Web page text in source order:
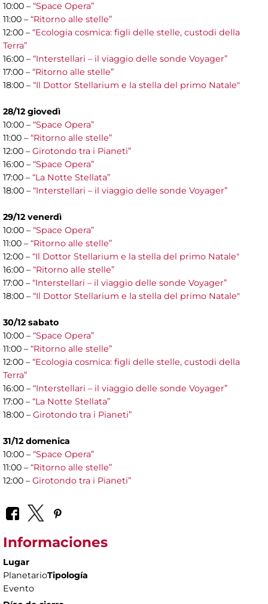
10:00 – “Space Opera”
11:00 – “Ritorno alle stelle”
12:00 – “Ecologia cosmica: figli delle stelle, custodi della
Terra”
16:00 – “Interstellari – il viaggio delle sonde Voyager”
17:00 – “Ritorno alle stelle”
18:00 – “Il Dottor Stellarium e la stella del primo Natale"
28/12 giovedì
10:00 – “Space Opera”
11:00 – “Ritorno alle stelle”
12:00 – Girotondo tra i Pianeti”
16:00 – “Space Opera”
17:00 – “La Notte Stellata”
18:00 – “Interstellari – il viaggio delle sonde Voyager”
29/12 venerdì
10:00 – “Space Opera”
11:00 – “Ritorno alle stelle”
12:00 – “Il Dottor Stellarium e la stella del primo Natale"
16:00 – “Ritorno alle stelle”
17:00 – “Interstellari – il viaggio delle sonde Voyager”
18:00 – “Il Dottor Stellarium e la stella del primo Natale"
30/12 sabato
10:00 – “Space Opera”
11:00 – “Ritorno alle stelle”
12:00 – “Ecologia cosmica: figli delle stelle, custodi della
Terra”
16:00 – “Interstellari – il viaggio delle sonde Voyager”
17:00 – “La Notte Stellata”
18:00 – Girotondo tra i Pianeti”
31/12 domenica
10:00 – “Space Opera”
11:00 – “Ritorno alle stelle”
12:00 – Girotondo tra i Pianeti”
Informaciones
Lugar
PlanetarioTipología
Evento